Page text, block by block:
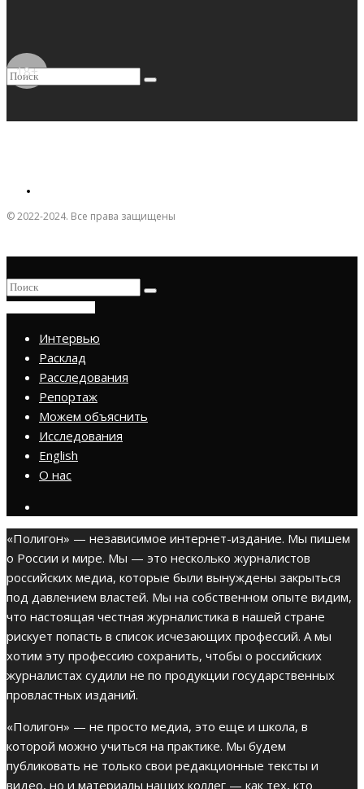
18+
© 2022-2024. Все права защищены
Интервью
Расклад
Расследования
Репортаж
Можем объяснить
Исследования
English
О нас
«Полигон» — независимое интернет-издание. Мы пишем
о России и мире. Мы — это несколько журналистов
российских медиа, которые были вынуждены закрыться
под давлением властей. Мы на собственном опыте видим,
что настоящая честная журналистика в нашей стране
рискует попасть в список исчезающих профессий. А мы
хотим эту профессию сохранить, чтобы о российских
журналистах судили не по продукции государственных
провластных изданий.
«Полигон» — не просто медиа, это еще и школа, в
которой можно учиться на практике. Мы будем
публиковать не только свои редакционные тексты и
видео, но и материалы наших коллег — как тех, кто